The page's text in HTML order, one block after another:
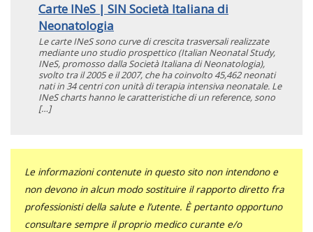
Carte INeS | SIN Società Italiana di
Neonatologia
Le carte INeS sono curve di crescita trasversali realizzate
mediante uno studio prospettico (Italian Neonatal Study,
INeS, promosso dalla Società Italiana di Neonatologia),
svolto tra il 2005 e il 2007, che ha coinvolto 45,462 neonati
nati in 34 centri con unità di terapia intensiva neonatale. Le
INeS charts hanno le caratteristiche di un reference, sono
[…]
Le informazioni contenute in questo sito non intendono e
non devono in alcun modo sostituire il rapporto diretto fra
professionisti della salute e l’utente. È pertanto opportuno
consultare sempre il proprio medico curante e/o